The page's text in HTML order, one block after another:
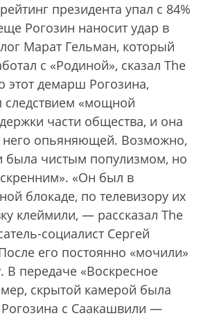
президента упал с 84%
Рогозин наносит удар в
Марат Гельман, который
с «Родиной», сказал The
этот демарш Рогозина,
следствием «мощной
части общества, и она
него опьяняющей. Возможно,
была чистым популизмом, но
«Он был в
блокаде, по телевизору их
клеймили, — рассказал The
социалист Сергей
его постоянно «мочили»
В передаче «Воскресное
скрытой камерой была
Рогозина с Саакашвили —